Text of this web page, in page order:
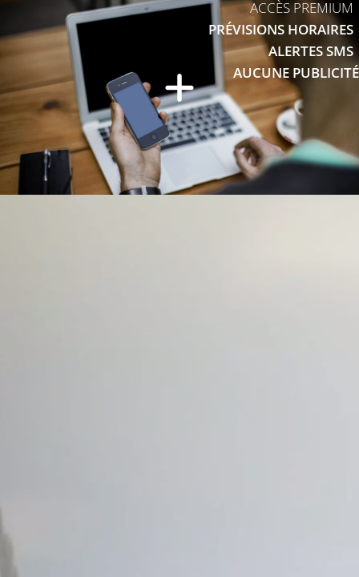
ACCÈS PREMIUM
PRÉVISIONS HORAIRES
ALERTES SMS
AUCUNE PUBLICITÉ